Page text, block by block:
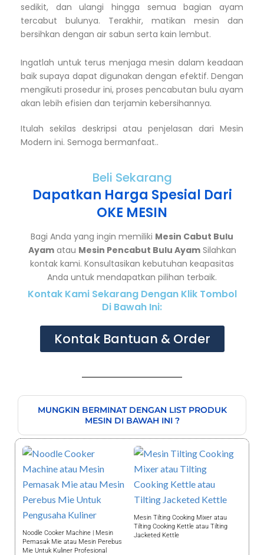
sedikit, dan ulangi hingga semua bagian ayam
tercabut bulunya. Terakhir, matikan mesin dan
bersihkan dengan air sabun serta kain lembut.
Ingatlah untuk terus menjaga mesin dalam keadaan
baik supaya dapat digunakan dengan efektif. Dengan
mengikuti prosedur ini, proses pencabutan bulu ayam
akan lebih efisien dan terjamin kebersihannya.
Itulah sekilas deskripsi atau penjelasan dari Mesin
Modern ini. Semoga bermanfaat..
Beli Sekarang
Dapatkan Harga Spesial Dari
OKE MESIN
Bagi Anda yang ingin memiliki Mesin Cabut Bulu
Ayamatau Mesin Pencabut Bulu AyamSilahkan
kontak kami. Konsultasikan kebutuhan keapasitas
Anda untuk mendapatkan pilihan terbaik.
Kontak Kami Sekarang Dengan Klik Tombol
Di Bawah Ini:
Kontak Bantuan & Order
MUNGKIN BERMINAT DENGAN LIST PRODUK
MESIN DI BAWAH INI ?
Noodle Cooker Machine | Mesin
Pemasak Mie atau Mesin Perebus
Mie Untuk Kuliner Profesional
Mesin Tilting Cooking Mixer atau
Tilting Cooking Kettle atau Tilting
Jacketed Kettle